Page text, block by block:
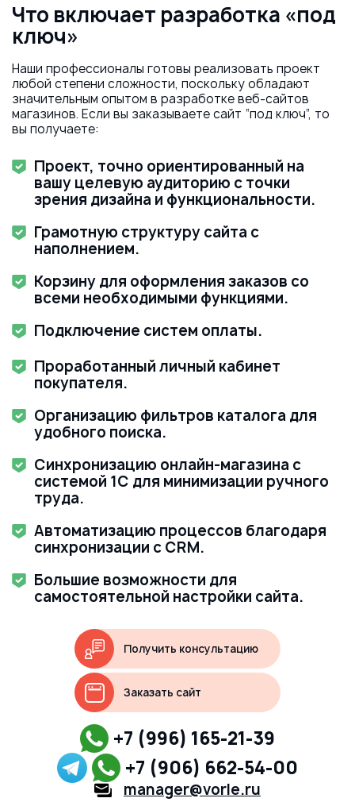
Что включает разработка «под
ключ»
Наши профессионалы готовы реализовать проект
любой степени сложности, поскольку обладают
значительным опытом в разработке веб-сайтов
магазинов. Если вы заказываете сайт “под ключ”, то
вы получаете:
Проект, точно ориентированный на
вашу целевую аудиторию с точки
зрения дизайна и функциональности.
Грамотную структуру сайта с
наполнением.
Корзину для оформления заказов со
всеми необходимыми функциями.
Подключение систем оплаты.
Проработанный личный кабинет
покупателя.
Организацию фильтров каталога для
удобного поиска.
Синхронизацию онлайн-магазина с
системой 1C для минимизации ручного
труда.
Автоматизацию процессов благодаря
синхронизации с CRM.
Большие возможности для
самостоятельной настройки сайта.
Получить консультацию
Заказать сайт
+7 (996) 165-21-39
+7 (906) 662-54-00
manager@vorle.ru